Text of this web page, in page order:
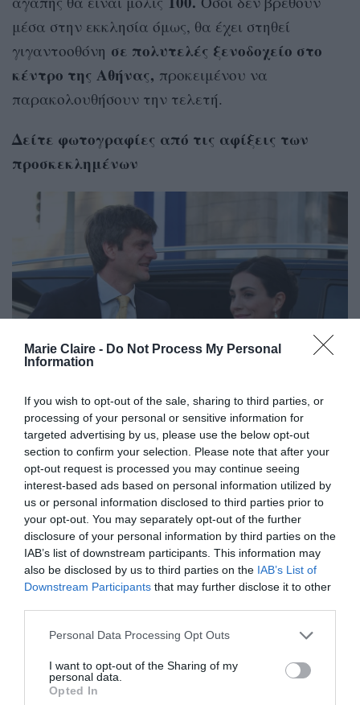
Marie Claire - Do Not Process My Personal
Information
If you wish to opt-out of the sale, sharing to third parties, or
processing of your personal or sensitive information for
targeted advertising by us, please use the below opt-out
section to confirm your selection. Please note that after your
opt-out request is processed you may continue seeing
interest-based ads based on personal information utilized by
us or personal information disclosed to third parties prior to
your opt-out. You may separately opt-out of the further
disclosure of your personal information by third parties on the
IAB’s list of downstream participants. This information may
also be disclosed by us to third parties on the IAB’s List of
Downstream Participants that may further disclose it to other
Personal Data Processing Opt Outs
I want to opt-out of the Sharing of my
personal data.
Opted In
μέσα στην εκκλησία όμως, θα έχει στηθεί
γιγαντοοθόνη σε πολυτελές ξενοδοχείο στο
κέντρο της Αθήνας, προκειμένου να
παρακολουθήσουν την τελετή.
Δείτε φωτογραφίες από τις αφίξεις των
προσκεκλημένων